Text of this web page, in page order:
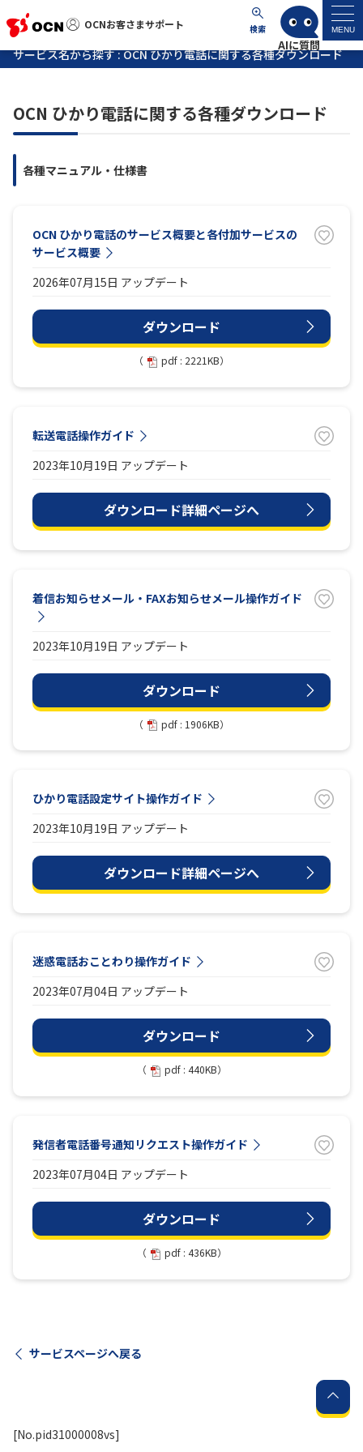
OCNお客さまサポート 検索 MENU
OCNお客さまサポート
マイページ
サポートトップ
サービス名から探す
工事・故障情報
各種ダウンロード
お知らせ サポートサイトの使い方
まはこちら
サービス名から探す : OCN ひかり電話に関する各種ダウンロード
OCN ひかり電話に関する各種ダウンロード
各種マニュアル・仕様書
OCN ひかり電話のサービス概要と各付加サービスの
サービス概要
2026年07月15日 アップデート
ダウンロード
（ pdf : 2221KB）
転送電話操作ガイド
2023年10月19日 アップデート
ダウンロード詳細ページへ
着信お知らせメール・FAXお知らせメール操作ガイド
2023年10月19日 アップデート
ダウンロード
（ pdf : 1906KB）
ひかり電話設定サイト操作ガイド
2023年10月19日 アップデート
ダウンロード詳細ページへ
迷惑電話おことわり操作ガイド
2023年07月04日 アップデート
ダウンロード
（ pdf : 440KB）
発信者電話番号通知リクエスト操作ガイド
2023年07月04日 アップデート
ダウンロード
（ pdf : 436KB）
サービスページへ戻る
[No.pid31000008vs]